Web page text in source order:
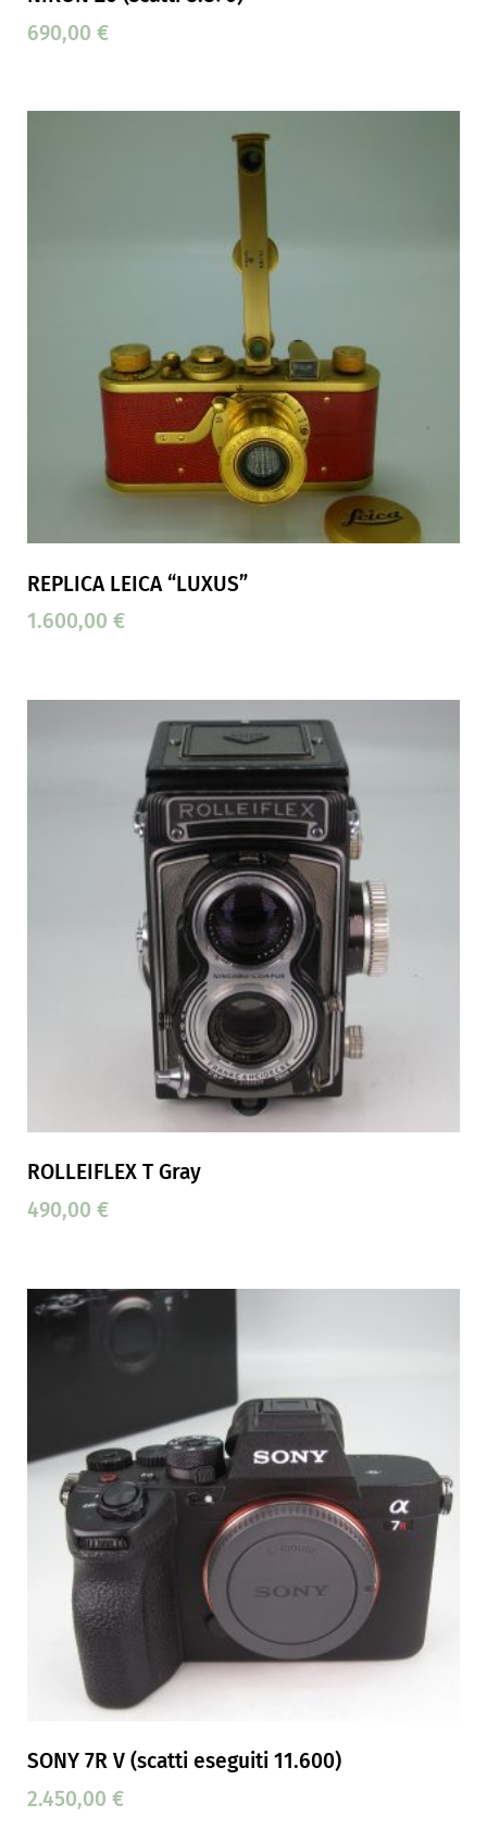
690,00 €
REPLICA LEICA “LUXUS”
1.600,00 €
ROLLEIFLEX T Gray
490,00 €
SONY 7R V (scatti eseguiti 11.600)
2.450,00 €